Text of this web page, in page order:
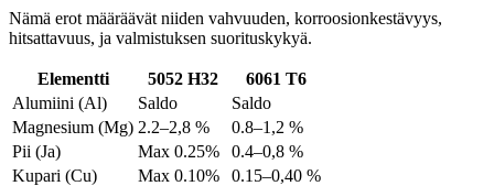
Nämä erot määräävät niiden vahvuuden, korroosionkestävyys,
hitsattavuus, ja valmistuksen suorituskykyä.
Elementti 5052 H32
6061 T6
Alumiini (Al)
Saldo
Saldo
Magnesium (Mg) 2.2–2,8 %
0.8–1,2 %
Pii (Ja)
Max 0.25%
0.4–0,8 %
Kupari (Cu)
Max 0.10%
0.15–0,40 %